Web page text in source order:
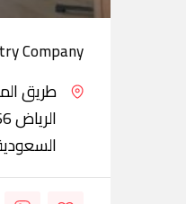
Company
طريق